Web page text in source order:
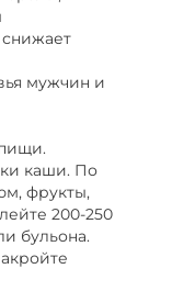
мужчин и
каши. По
фрукты,
200-250
бульона.